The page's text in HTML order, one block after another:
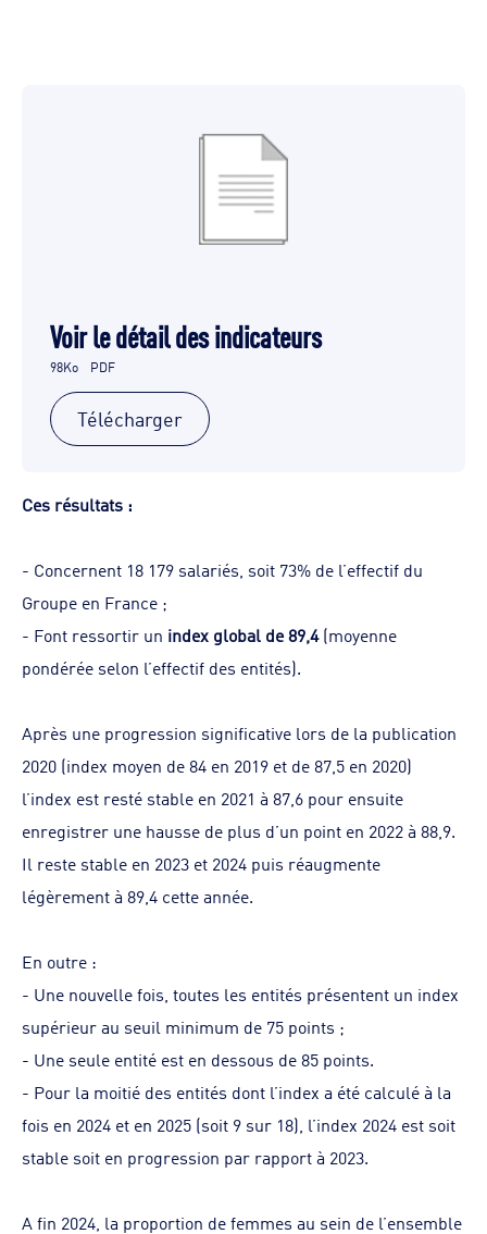
Voir le détail des indicateurs
98Ko PDF
Télécharger
Ces résultats :
- Concernent 18 179 salariés, soit 73% de l’effectif du
Groupe en France ;
- Font ressortir un index global de 89,4(moyenne
pondérée selon l’effectif des entités).
Après une progression significative lors de la publication
2020 (index moyen de 84 en 2019 et de 87,5 en 2020)
l’index est resté stable en 2021 à 87,6 pour ensuite
enregistrer une hausse de plus d’un point en 2022 à 88,9.
Il reste stable en 2023 et 2024 puis réaugmente
légèrement à 89,4 cette année.
En outre :
- Une nouvelle fois, toutes les entités présentent un index
supérieur au seuil minimum de 75 points ;
- Une seule entité est en dessous de 85 points.
- Pour la moitié des entités dont l’index a été calculé à la
fois en 2024 et en 2025 (soit 9 sur 18), l’index 2024 est soit
stable soit en progression par rapport à 2023.
A fin 2024, la proportion de femmes au sein de l’ensemble